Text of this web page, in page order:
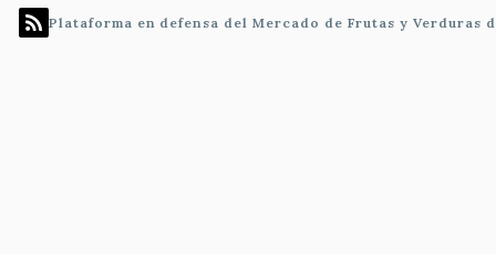
Plataforma en defensa del Mercado de Frutas y Verduras